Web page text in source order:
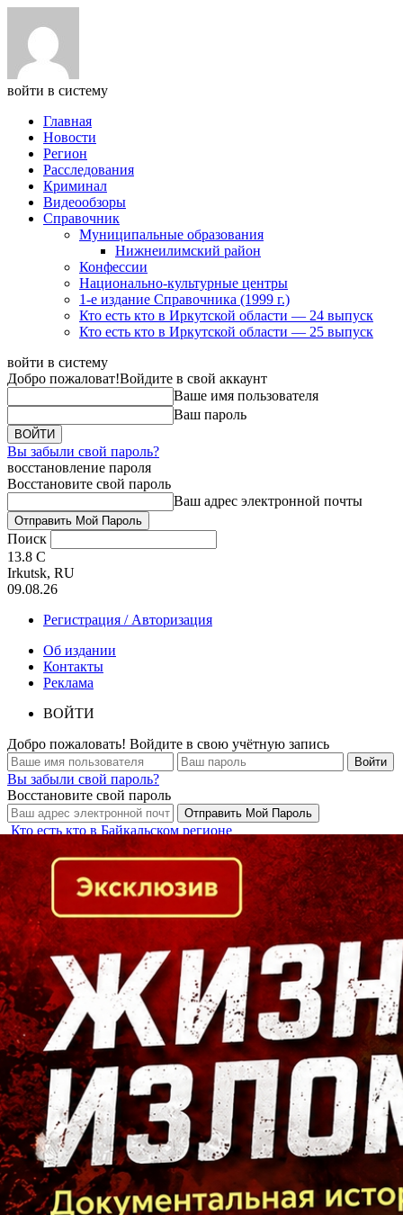
войти в систему
Главная
Новости
Регион
Расследования
Криминал
Видеообзоры
Справочник
Муниципальные образования
Нижнеилимский район
Конфессии
Национально-культурные центры
1-е издание Справочника (1999 г.)
Кто есть кто в Иркутской области — 24 выпуск
Кто есть кто в Иркутской области — 25 выпуск
войти в систему
Добро пожаловат!Войдите в свой аккаунт
Ваше имя пользователя
Ваш пароль
Вы забыли свой пароль?
восстановление пароля
Восстановите свой пароль
Ваш адрес электронной почты
Поиск
13.8 C
Irkutsk, RU
09.08.26
Регистрация / Авторизация
Об издании
Контакты
Реклама
ВОЙТИ
Добро пожаловать! Войдите в свою учётную запись
Вы забыли свой пароль?
Восстановите свой пароль
Кто есть кто в Байкальском регионе